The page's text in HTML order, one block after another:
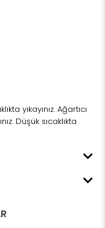
yıkayınız. Ağartıcı
Düşük sıcaklıkta